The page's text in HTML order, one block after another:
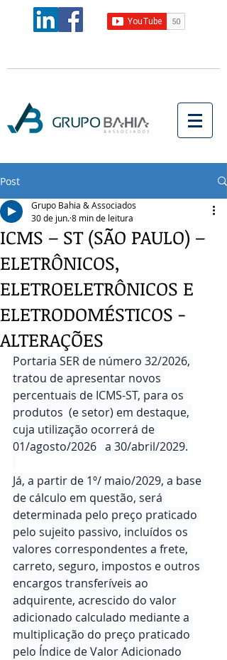
Post
ICMS – ST (SÃO PAULO) –
ELETRÔNICOS,
ELETROELETRÔNICOS E
ELETRODOMÉSTICOS -
ALTERAÇÕES
Grupo Bahia & Associados
30 de jun.8 min de leitura
Portaria SER de número 32/2026,
tratou de apresentar novos
percentuais de ICMS-ST, para os
produtos  (e setor) em destaque,
cuja utilização ocorrerá de
01/agosto/2026   a 30/abril/2029.
Já, a partir de 1º/ maio/2029, a base
de cálculo em questão, será
determinada pelo preço praticado
pelo sujeito passivo, incluídos os
valores correspondentes a frete,
carreto, seguro, impostos e outros
encargos transferíveis ao
adquirente, acrescido do valor
adicionado calculado mediante a
multiplicação do preço praticado
pelo Índice de Valor Adicionado